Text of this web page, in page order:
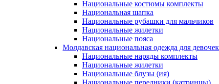
Национальные костюмы комплекты
Национальная шапка
Национальные рубашки для мальчиков
Национальные жилетки
Национальные пояса
Молдавская национальная одежда для девочек
Национальные наряды комплекты
Национальные жилетки
Национальные блузы (ия)
Национальные передники (катринцы)